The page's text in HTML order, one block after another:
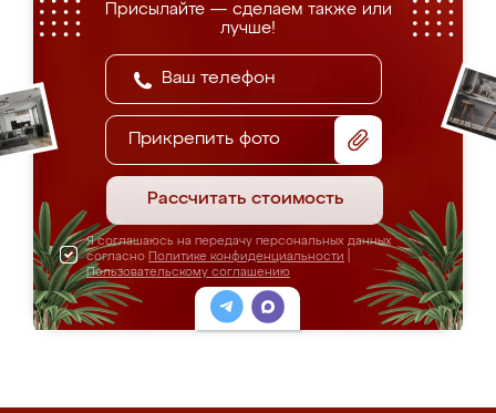
Присылайте — сделаем также или
лучше!
Прикрепить фото
Рассчитать стоимость
Я соглашаюсь на передачу персональных данных
согласно Политике конфиденциальности
Пользовательскому соглашению